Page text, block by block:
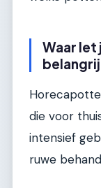
Waar let
die voor
intensief
ruwe